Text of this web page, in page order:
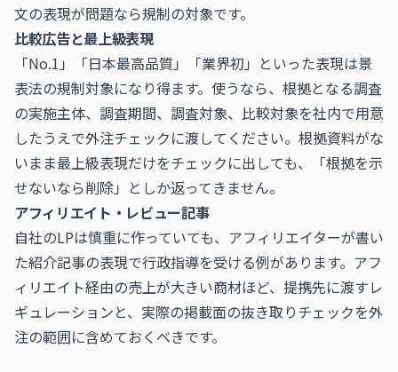
文の表現が問題なら規制の対象です。
比較広告と最上級表現
「No.1」「日本最高品質」「業界初」といった表現は景
表法の規制対象になり得ます。使うなら、根拠となる調査
の実施主体、調査期間、調査対象、比較対象を社内で用意
したうえで外注チェックに渡してください。根拠資料がな
いまま最上級表現だけをチェックに出しても、「根拠を示
せないなら削除」としか返ってきません。
アフィリエイト・レビュー記事
自社のLPは慎重に作っていても、アフィリエイターが書い
た紹介記事の表現で行政指導を受ける例があります。アフ
ィリエイト経由の売上が大きい商材ほど、提携先に渡すレ
ギュレーションと、実際の掲載面の抜き取りチェックを外
注の範囲に含めておくべきです。